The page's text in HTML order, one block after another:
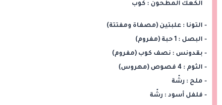
الكعك المطحون : كوب
- التونا : علبتين (مصفاة ومفتتة)
- البصل : 1 حبة (مفروم)
- بقدونس : نصف كوب (مفروم)
- الثوم : 4 فصوص (مهروس)
- ملح : رشّة
- فلفل أسود : رشّة